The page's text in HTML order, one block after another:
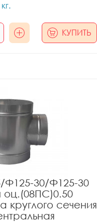
КУПИТЬ
Ф125-30/Ф125-30
оц.(08ПС)0.50
круглого сечения